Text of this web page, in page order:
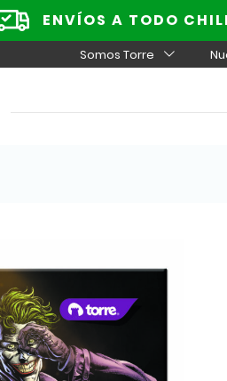
ENVÍOS A TODO
Somos Torre